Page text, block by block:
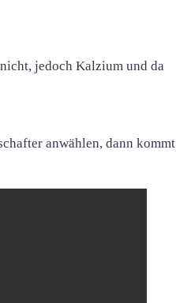
jedoch Kalzium und da
anwählen, dann kommt